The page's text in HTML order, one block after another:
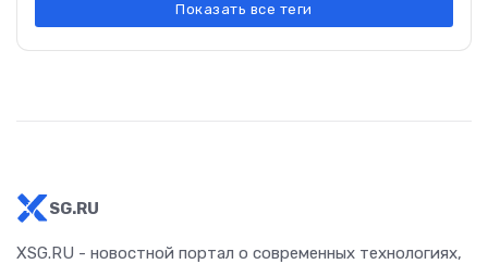
Показать все теги
SG.RU
XSG.RU - новостной портал о современных технологиях,